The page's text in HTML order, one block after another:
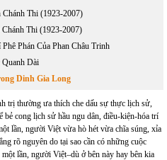
Thi (1923-2007)
Thi (1923-2007)
Phán Của Phan Châu Trinh
Dài
Dinh Gia Long
trị thường ưa thích che dấu sự thực lịch sử,
bẻ cong lịch sử hầu ngu dân, điều-kiện-hóa trí
lần, người Việt vừa hò hét vừa chĩa súng, xỉa
rõ nguyên do tại sao cần có những cuộc
lần, người Việt–dù ở bên này hay bên kia